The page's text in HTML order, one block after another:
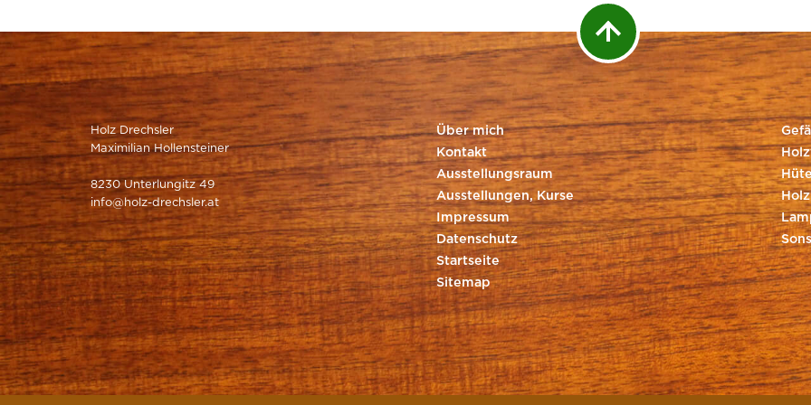
Holz Drechsler
Maximilian Hollensteiner
8230 Unterlungitz 49
info@holz-drechsler.at
Über mich
Kontakt
Ausstellungsraum
Ausstellungen, Kurse
Impressum
Datenschutz
Startseite
Sitemap